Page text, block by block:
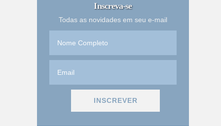
Inscreva-se
Todas as novidades em seu e-mail